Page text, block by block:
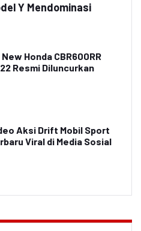
Y Mendominasi
Honda CBR600RR
Resmi Diluncurkan
Aksi Drift Mobil Sport
Viral di Media Sosial